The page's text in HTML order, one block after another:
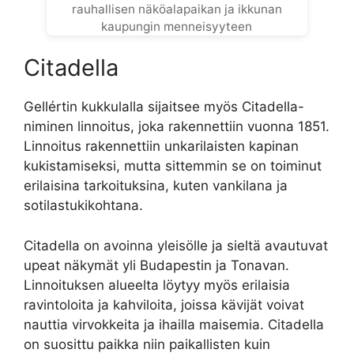
rauhallisen näköalapaikan ja ikkunan
kaupungin menneisyyteen
Citadella
Gellértin kukkulalla sijaitsee myös Citadella-
niminen linnoitus, joka rakennettiin vuonna 1851.
Linnoitus rakennettiin unkarilaisten kapinan
kukistamiseksi, mutta sittemmin se on toiminut
erilaisina tarkoituksina, kuten vankilana ja
sotilastukikohtana.
Citadella on avoinna yleisölle ja sieltä avautuvat
upeat näkymät yli Budapestin ja Tonavan.
Linnoituksen alueelta löytyy myös erilaisia
ravintoloita ja kahviloita, joissa kävijät voivat
nauttia virvokkeita ja ihailla maisemia. Citadella
on suosittu paikka niin paikallisten kuin